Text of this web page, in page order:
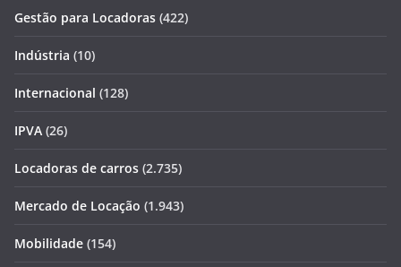
Gestão para Locadoras (422)
Indústria (10)
Internacional (128)
IPVA (26)
Locadoras de carros (2.735)
Mercado de Locação (1.943)
Mobilidade (154)